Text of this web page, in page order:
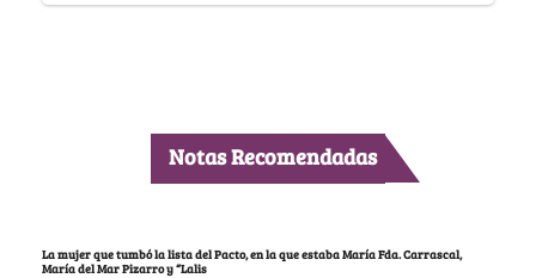
Notas Recomendadas
La mujer que tumbó la lista del Pacto, en la que estaba María Fda. Carrascal,
María del Mar Pizarro y “Lalis